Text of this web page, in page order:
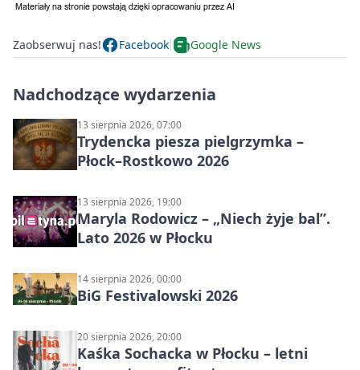
Zaobserwuj nas! Facebook Google News
Nadchodzące wydarzenia
13 sierpnia 2026, 07:00
Trydencka piesza pielgrzymka –
Płock–Rostkowo 2026
13 sierpnia 2026, 19:00
Maryla Rodowicz – „Niech żyje bal”.
Lato 2026 w Płocku
14 sierpnia 2026, 00:00
BiG Festivalowski 2026
20 sierpnia 2026, 20:00
Kaśka Sochacka w Płocku – letni